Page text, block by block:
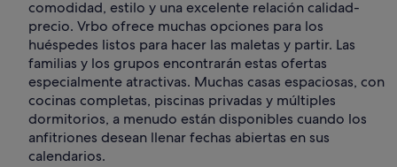
comodidad, estilo y una excelente relación calidad-
precio. Vrbo ofrece muchas opciones para los
huéspedes listos para hacer las maletas y partir. Las
familias y los grupos encontrarán estas ofertas
especialmente atractivas. Muchas casas espaciosas, con
cocinas completas, piscinas privadas y múltiples
dormitorios, a menudo están disponibles cuando los
anfitriones desean llenar fechas abiertas en sus
calendarios.